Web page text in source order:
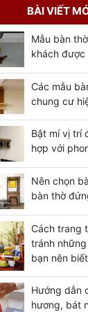
BÀI VIẾT
Mẫu bàn
khách được
Các mẫu
chung cư
Bật mí vị trí
hợp với
Nên chọn
bàn thờ
Cách trang
tránh
bạn nên biết
Hướng dẫn
hương, bát